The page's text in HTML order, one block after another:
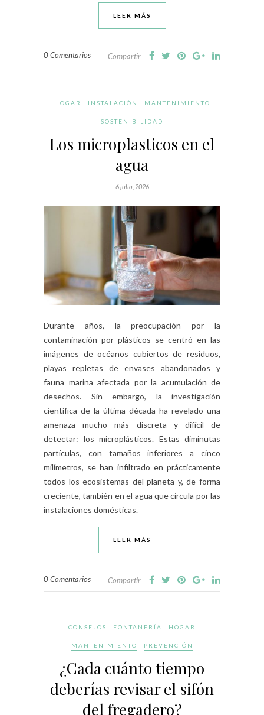
LEER MÁS
0 Comentarios Compartir
HOGAR INSTALACIÓN MANTENIMIENTO
SOSTENIBILIDAD
Los microplasticos en el
agua
6 julio, 2026
Durante años, la preocupación por la
contaminación por plásticos se centró en las
imágenes de océanos cubiertos de residuos,
playas repletas de envases abandonados y
fauna marina afectada por la acumulación de
desechos. Sin embargo, la investigación
científica de la última década ha revelado una
amenaza mucho más discreta y difícil de
detectar: los microplásticos. Estas diminutas
partículas, con tamaños inferiores a cinco
milímetros, se han infiltrado en prácticamente
todos los ecosistemas del planeta y, de forma
creciente, también en el agua que circula por las
instalaciones domésticas.
LEER MÁS
0 Comentarios Compartir
CONSEJOS FONTANERÍA HOGAR
MANTENIMIENTO PREVENCIÓN
¿Cada cuánto tiempo
deberías revisar el sifón
del fregadero?